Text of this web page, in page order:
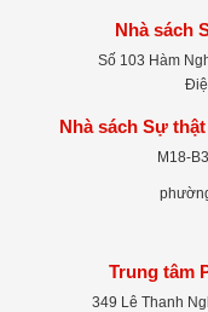
Nhà sách
Số 103 Hàm
Nhà sách Sự
M18-
Trung tâm
349 Lê Thanh